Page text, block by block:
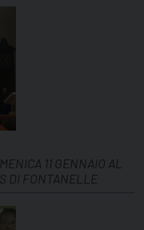
11 GENNAIO AL
DI FONTANELLE